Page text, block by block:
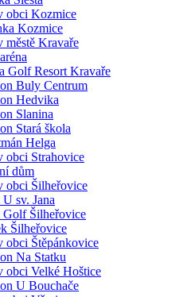
obci Kozmice
Kozmice
městě Kravaře
Golf Resort Kravaře
Buly Centrum
Hedvika
Slanina
Stará škola
Helga
obci Strahovice
dům
obci Šilheřovice
sv. Jana
Golf Šilheřovice
Šilheřovice
obci Štěpánkovice
Na Statku
obci Velké Hoštice
U Bouchače